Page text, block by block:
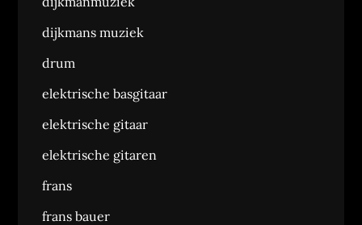
dijkmans muziek
drum
elektrische basgitaar
elektrische gitaar
elektrische gitaren
frans
frans bauer